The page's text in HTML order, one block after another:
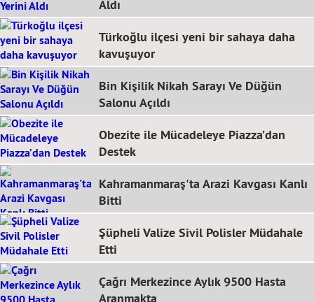
Aldı
Türkoğlu ilçesi yeni bir sahaya daha
kavuşuyor
Bin Kişilik Nikah Sarayı Ve Düğün
Salonu Açıldı
Obezite ile Mücadeleye Piazza’dan
Destek
Kahramanmaraş'ta Arazi Kavgası Kanlı
Bitti
Şüpheli Valize Sivil Polisler Müdahale
Etti
Çağrı Merkezince Aylık 9500 Hasta
Aranmakta